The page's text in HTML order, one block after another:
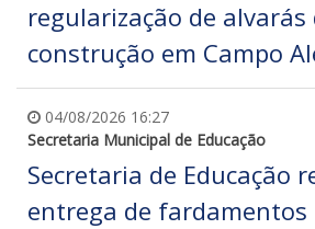
regularização de alvarás
construção em Campo
04/08/2026 16:27
Secretaria Municipal de Educação
Secretaria de Educação
entrega de fardamentos